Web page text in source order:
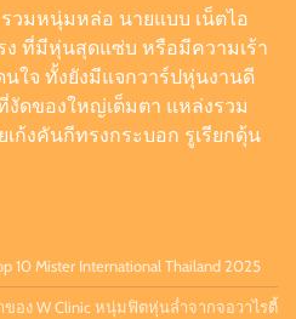
วาร์ป นักธุรกิจครีมไข่มุก เจ้าของ
ลักล้าน
21, 2026 0
รวมหนุ่มหล่อ นายแบบ เน็ตไอ
ง ที่มีหุ่นสุดแซ่บ หรือมีความเร้า
ใจ ทั้งยังมีแจกวาร์ปหุ่นงานดี
ดของใหญ่เต็มตา แหล่งรวม
ก้งคันกีทรงกระบอก รูเรียกดุ้น
10 Mister International Thailand 2025
ของ W Clinic หนุ่มฟิตหุ่นล่ำจากจอวาไรตี้